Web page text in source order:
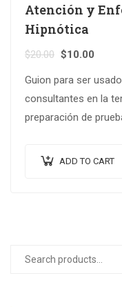
Atención y
Hipnótica
$20.00 Original
$10.00
Guion para ser
consultantes en la
preparación de
ADD TO CART
Search